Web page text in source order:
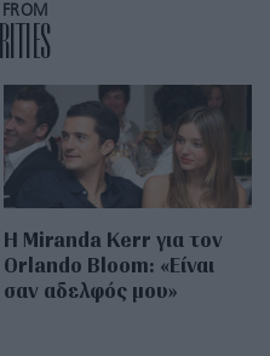
Η Miranda Kerr για τον
Orlando Bloom: «Είναι
σαν αδελφός μου»